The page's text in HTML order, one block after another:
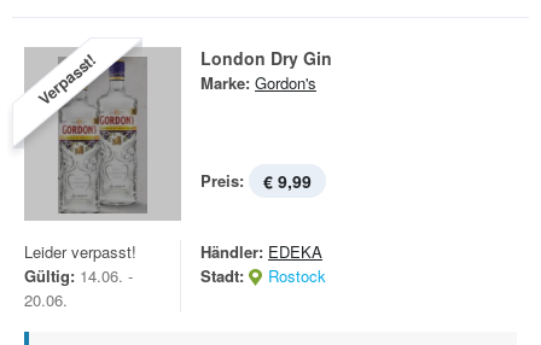
Verpasst! London Dry Gin
Marke: Gordon's
Preis: € 9,99
Leider verpasst!
Gültig: 14.06. -
20.06.
Händler: EDEKA
Stadt:
Rostock